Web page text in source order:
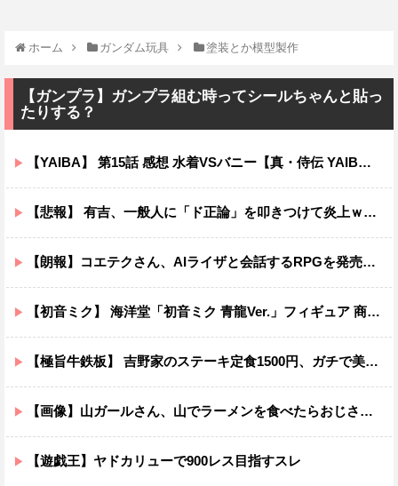
ホーム ガンダム玩具 塗装とか模型製作
【ガンプラ】ガンプラ組む時ってシールちゃんと貼っ
たりする？
【YAIBA】 第15話 感想 水着VSバニー【真・侍伝 YAIBA】
【悲報】 有吉、一般人に「ド正論」を叩きつけて炎上ｗｗｗｗｗｗｗｗ
【朗報】コエテクさん、AIライザと会話するRPGを発売wwwwwwwwwwww
【初音ミク】 海洋堂「初音ミク 青龍Ver.」フィギュア 商品情報公開【17日予約開始】
【極旨牛鉄板】 吉野家のステーキ定食1500円、ガチで美味そうｗｗｗ
【画像】山ガールさん、山でラーメンを食べたらおじさんに怒られるｗｗｗ
【遊戯王】ヤドカリューで900レス目指すスレ